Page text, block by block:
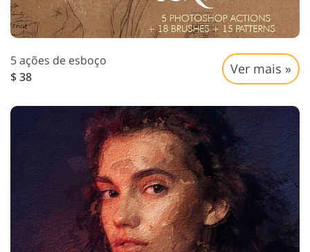
5 ações de esboço
$ 38
Ver mais »